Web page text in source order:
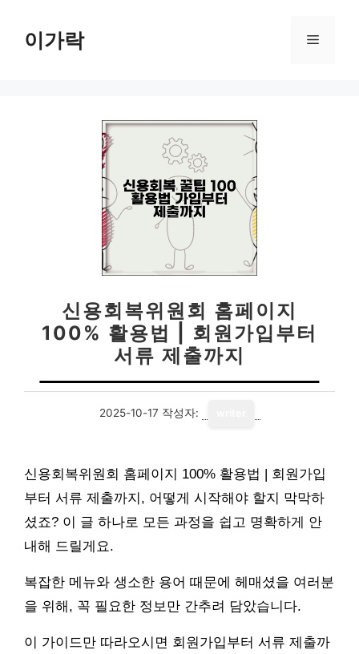
이가락 메
신용회복위원회 홈페이지
100% 활용법 | 회원가입부터
서류 제출까지
2025-10-17 작성자:
신용회복위원회 홈페이지 100% 활용법 | 회원가입
부터 서류 제출까지, 어떻게 시작해야 할지 막막하
셨죠? 이 글 하나로 모든 과정을 쉽고 명확하게 안
내해 드릴게요.
복잡한 메뉴와 생소한 용어 때문에 헤매셨을 여러분
을 위해, 꼭 필요한 정보만 간추려 담았습니다.
이 가이드만 따라오시면 회원가입부터 서류 제출까